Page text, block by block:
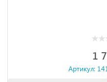
1
Артикул: